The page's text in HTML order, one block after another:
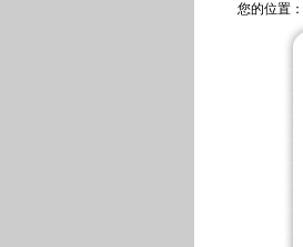
您的位置：